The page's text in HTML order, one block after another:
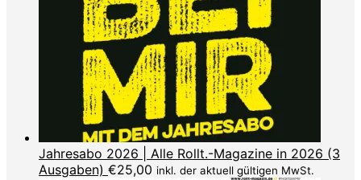
Jahresabo 2026 | Alle Rollt.-Magazine in 2026 (3
Ausgaben) €25,00 inkl. der aktuell gültigen MwSt.